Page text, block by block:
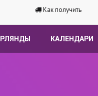
Как получить
КАЛЕНДАРИ